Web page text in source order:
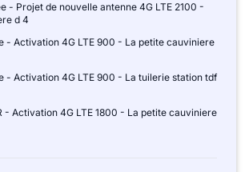
- Projet de nouvelle antenne 4G LTE 2100 -
d 4
- Activation 4G LTE 900 - La petite cauviniere
- Activation 4G LTE 900 - La tuilerie station tdf
- Activation 4G LTE 1800 - La petite cauviniere